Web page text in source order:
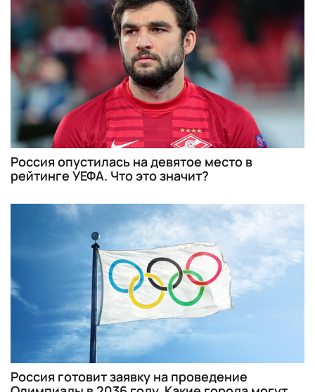
Россия опустилась на девятое место в
рейтинге УЕФА. Что это значит?
Россия готовит заявку на проведение